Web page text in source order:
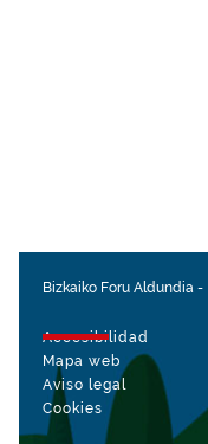
Bizkaiko Foru Aldundia -
Accesibilidad
Mapa web
Aviso legal
Cookies